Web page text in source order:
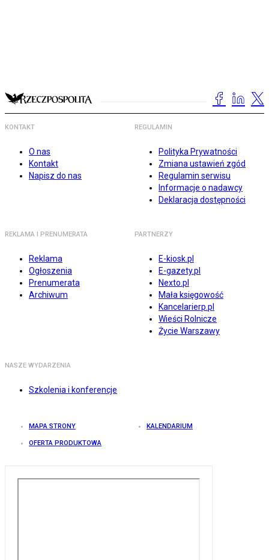
KONTAKT
O nas
Kontakt
Napisz do nas
REGULAMIN
Polityka Prywatności
Zmiana ustawień zgód
Regulamin serwisu
Informacje o nadawcy
Deklaracja dostępności
REKLAMA I PRENUMERATA
Reklama
Ogłoszenia
Prenumerata
Archiwum
PARTNERZY
E-kiosk.pl
E-gazety.pl
Nexto.pl
Mała księgowość
Kancelarierp.pl
Wieści Rolnicze
Życie Warszawy
NASZE WYDARZENIA
Szkolenia i konferencje
MAPA STRONY KALENDARIUM
OFERTA PRODUKTOWA